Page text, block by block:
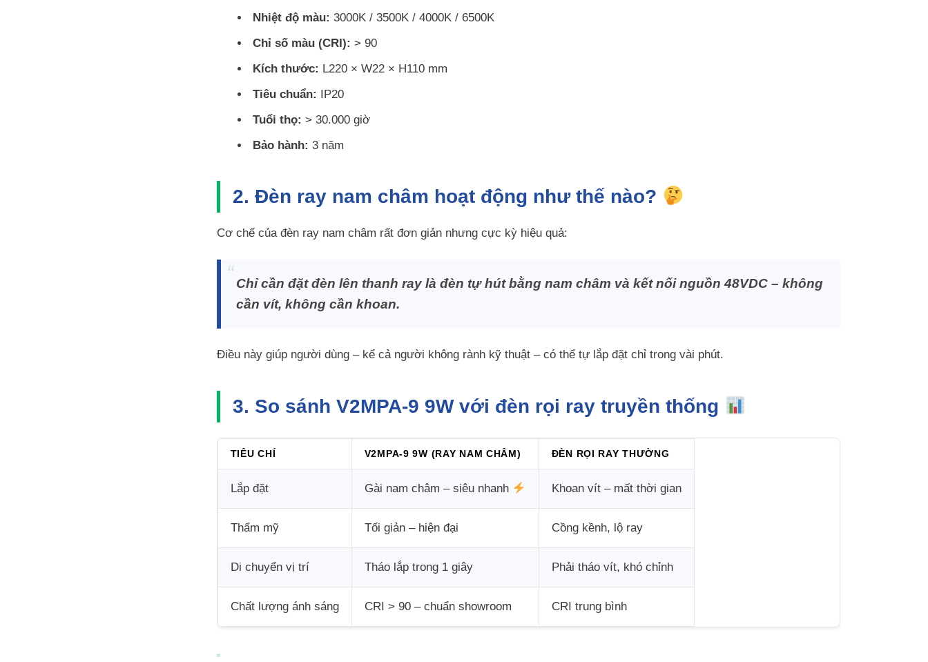
Nhiệt độ màu: 3000K / 3500K / 4000K / 6500K
Chỉ số màu (CRI): > 90
Kích thước: L220 × W22 × H110 mm
Tiêu chuẩn: IP20
Tuổi thọ: > 30.000 giờ
Bảo hành: 3 năm
2. Đèn ray nam châm hoạt động như thế nào?
Cơ chế của đèn ray nam châm rất đơn giản nhưng cực kỳ hiệu quả:
Chỉ cần đặt đèn lên thanh ray là đèn tự hút bằng nam châm và kết nối nguồn 48VDC – không
cần vít, không cần khoan.
Điều này giúp người dùng – kể cả người không rành kỹ thuật – có thể tự lắp đặt chỉ trong vài phút.
3. So sánh V2MPA-9 9W với đèn rọi ray truyền thống
TIÊU CHÍ V2MPA-9 9W (RAY NAM CHÂM) ĐÈN RỌI RAY THƯỜNG
Lắp đặt Gài nam châm – siêu nhanh Khoan vít – mất thời gian
Thẩm mỹ Tối giản – hiện đại Cồng kềnh, lộ ray
Di chuyển vị trí Tháo lắp trong 1 giây Phải tháo vít, khó chỉnh
Chất lượng ánh sáng CRI > 90 – chuẩn showroom CRI trung bình